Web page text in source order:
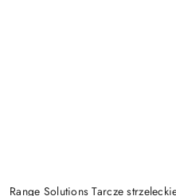
Range Solutions Tarcze